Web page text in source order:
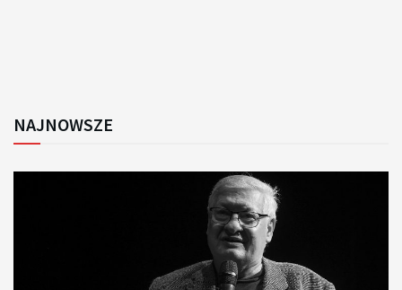
NAJNOWSZE